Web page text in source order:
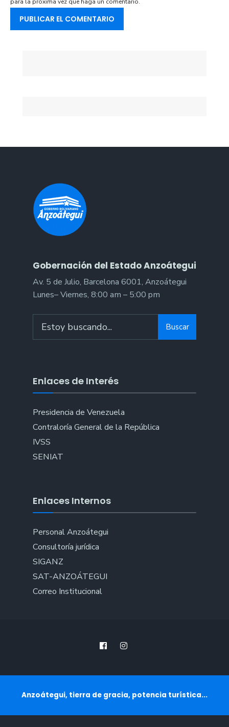
para la próxima vez que haga un comentario.
Gobernación del Estado Anzoátegui
Av. 5 de Julio, Barcelona 6001, Anzoátegui
Lunes– Viernes, 8:00 am – 5:00 pm
for:
Buscar
Enlaces de Interés
Presidencia de Venezuela
Contraloría General de la República
IVSS
SENIAT
Enlaces Internos
Personal Anzoátegui
Consultoría jurídica
SIGANZ
SAT-ANZOÁTEGUI
Correo Institucional
Anzoátegui, tierra de gracia, potencia turística...